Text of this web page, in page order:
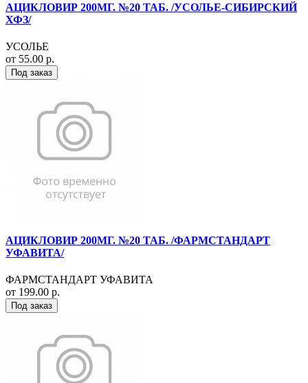
АЦИКЛОВИР 200МГ. №20 ТАБ. /УСОЛЬЕ-СИБИРСКИЙ
ХФЗ/
УСОЛЬЕ
от 55.00 р.
Под заказ
АЦИКЛОВИР 200МГ. №20 ТАБ. /ФАРМСТАНДАРТ
УФАВИТА/
ФАРМСТАНДАРТ УФАВИТА
от 199.00 р.
Под заказ